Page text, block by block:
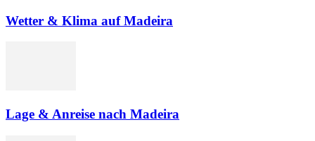
Wetter & Klima auf Madeira
Lage & Anreise nach Madeira